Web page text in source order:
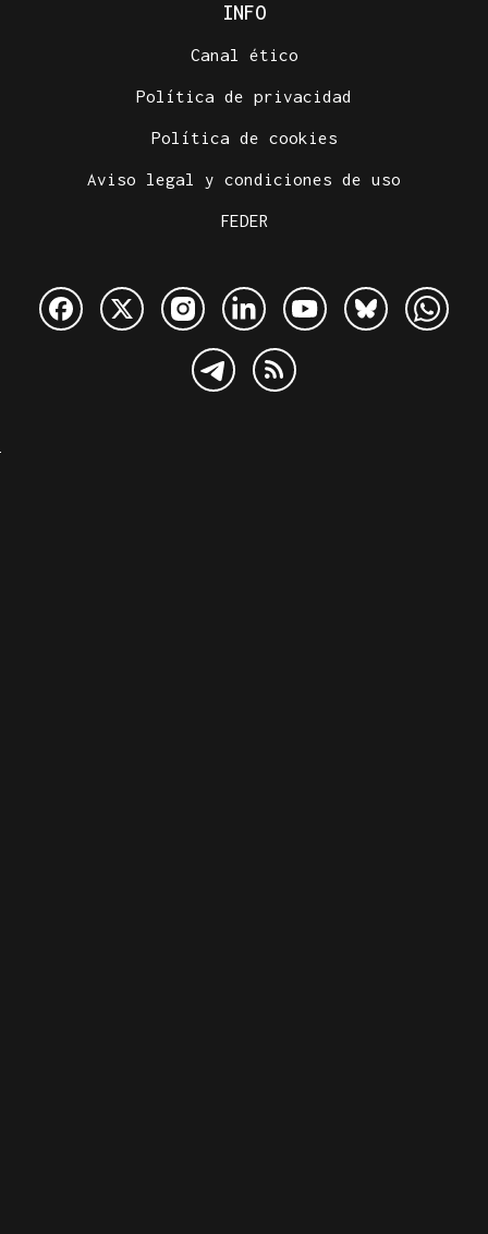
INFO
Canal ético
Política de privacidad
Política de cookies
Aviso legal y condiciones de uso
FEDER